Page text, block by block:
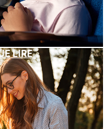
LIRE